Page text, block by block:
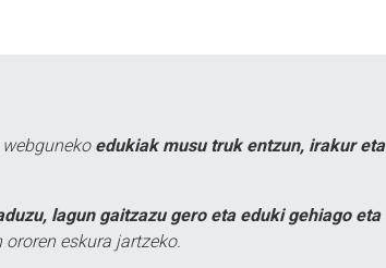
edukiak musu truk entzun, irakur eta
lagun gaitzazu gero eta eduki gehiago eta
eskura jartzeko.